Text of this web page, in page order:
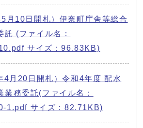
5月10日開札）伊奈町庁舎等総合
託 (ファイル名：
サイズ：96.83KB)
4月20日開札）令和4年度 配水
業務委託(ファイル名：
1.pdf サイズ：82.71KB)